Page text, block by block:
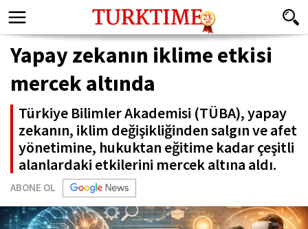
Yapay zekanın iklime etkisi
mercek altında
Türkiye Bilimler Akademisi (TÜBA), yapay
zekanın, iklim değişikliğinden salgın ve afet
yönetimine, hukuktan eğitime kadar çeşitli
alanlardaki etkilerini mercek altına aldı.
ABONE OL